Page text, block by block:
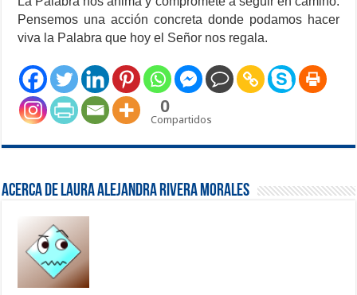
Pensemos una acción concreta donde podamos hacer
viva la Palabra que hoy el Señor nos regala.
0
Compartidos
Acerca de Laura Alejandra Rivera Morales